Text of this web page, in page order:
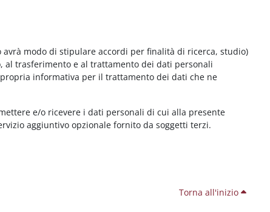
modo di stipulare accordi per finalità di ricerca, studio)
al trasferimento e al trattamento dei dati personali
informativa per il trattamento dei dati che ne
e/o ricevere i dati personali di cui alla presente
aggiuntivo opzionale fornito da soggetti terzi.
Torna all'inizio